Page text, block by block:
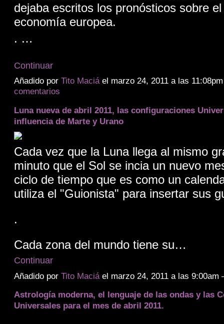
dejaba escritos los pronósticos sobre
economía europea.
. …
Continuar
Añadido por Tito Maciáel marzo 24, 2011 a las
comentarios
Luna nueva de abril 2011, las configuraciones
influencia de Marte y Urano
Cada vez que la Luna llega al mismo
minuto que el Sol se incia un nuevo
ciclo de tiempo que es como un
utiliza el "Guionista" para insertar sus
.
Cada zona del mundo tiene su…
Continuar
Añadido por Tito Maciáel marzo 24, 2011 a las
Astrología moderna, el lenguaje de las ondas y las
Universales para el mes de abril 2011.